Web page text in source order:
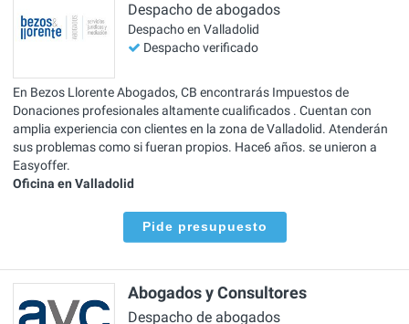
Despacho de abogados
Despacho en Valladolid
Despacho verificado
En Bezos Llorente Abogados, CB encontrarás Impuestos de
Donaciones profesionales altamente cualificados . Cuentan con
amplia experiencia con clientes en la zona de Valladolid. Atenderán
sus problemas como si fueran propios. Hace6 años. se unieron a
Easyoffer.
Oficina en Valladolid
Pide presupuesto
Abogados y Consultores
Despacho de abogados